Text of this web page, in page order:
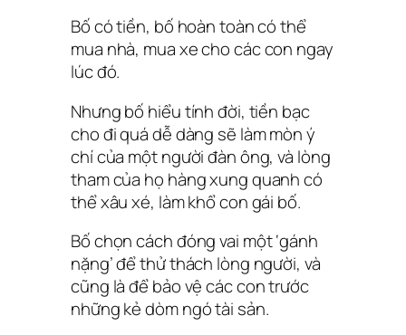
Bố có tiền, bố hoàn toàn có thể
mua nhà, mua xe cho các con ngay
lúc đó.
Nhưng bố hiểu tính đời, tiền bạc
cho đi quá dễ dàng sẽ làm mòn ý
chí của một người đàn ông, và lòng
tham của họ hàng xung quanh có
thể xâu xé, làm khổ con gái bố.
Bố chọn cách đóng vai một ‘gánh
nặng’ để thử thách lòng người, và
cũng là để bảo vệ các con trước
những kẻ dòm ngó tài sản.